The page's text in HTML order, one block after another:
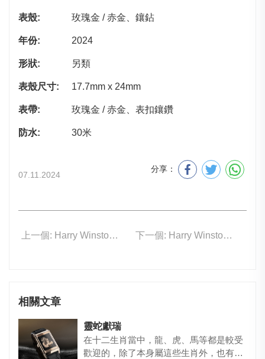
表殼: 玫瑰金 / 赤金、鑲鉆
年份: 2024
形狀: 另類
表殼尺寸: 17.7mm x 24mm
表帶: 玫瑰金 / 赤金、表扣鑲鑽
防水: 30米
07.11.2024
分享：
上一個: Harry Winston EMEQHM18RR013 下一個: Harry Winston EMEQHM18WW034
相關文章
靈蛇獻瑞
在十二生肖當中，龍、虎、馬等都是較受
歡迎的，除了本身屬這些生肖外，也有不